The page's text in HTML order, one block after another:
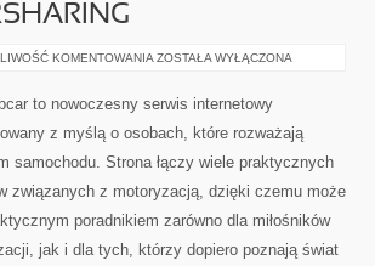
KOMENTOWANIA WYPOŻYCZALNIE
ZOSTAŁA WYŁĄCZONA
to nowoczesny serwis internetowy
z myślą o osobach, które rozważają
samochodu. Strona łączy wiele praktycznych
związanych z motoryzacją, dzięki czemu może
poradnikiem zarówno dla miłośników
jak i dla tych, którzy dopiero poznają świat